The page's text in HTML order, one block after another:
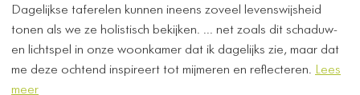
Dagelijkse taferelen kunnen ineens zoveel levenswijsheid
tonen als we ze holistisch bekijken. ... net zoals dit schaduw-
en lichtspel in onze woonkamer dat ik dagelijks zie, maar dat
me deze ochtend inspireert tot mijmeren en reflecteren. Lees
meer